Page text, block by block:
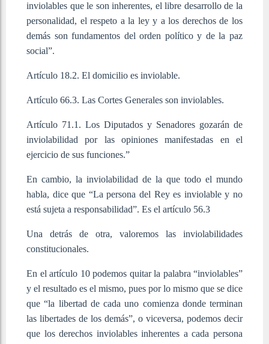
inviolables que le son inherentes, el libre desarrollo de la
personalidad, el respeto a la ley y a los derechos de los
demás son fundamentos del orden político y de la paz
social”.
Artículo 18.2. El domicilio es inviolable.
Artículo 66.3. Las Cortes Generales son inviolables.
Artículo 71.1. Los Diputados y Senadores gozarán de
inviolabilidad por las opiniones manifestadas en el
ejercicio de sus funciones.”
En cambio, la inviolabilidad de la que todo el mundo
habla, dice que “La persona del Rey es inviolable y no
está sujeta a responsabilidad”. Es el artículo 56.3
Una detrás de otra, valoremos las inviolabilidades
constitucionales.
En el artículo 10 podemos quitar la palabra “inviolables”
y el resultado es el mismo, pues por lo mismo que se dice
que “la libertad de cada uno comienza donde terminan
las libertades de los demás”, o viceversa, podemos decir
que los derechos inviolables inherentes a cada persona